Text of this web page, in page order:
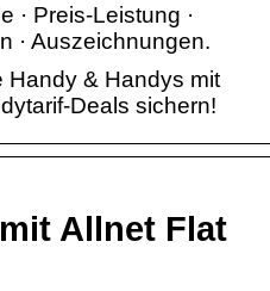
Preis-Leistung ·
· Auszeichnungen.
Handy & Handys mit
Deals sichern!
Allnet Flat